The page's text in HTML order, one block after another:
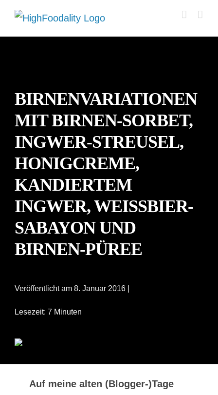
Zum
Inhalt
BIRNENVARIATIONEN
MIT BIRNEN-SORBET,
INGWER-STREUSEL,
HONIGCREME,
KANDIERTEM
INGWER, WEISSBIER-S
ABAYON UND B
IRNEN-PÜREE
Veröffentlicht am 8. Januar 2016 |
Lesezeit: 7 Minuten
Auf meine alten (Blogger-)Tage